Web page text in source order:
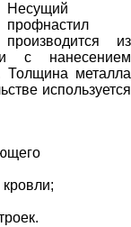
Несущий
профнастил
производится из
с нанесением
Толщина металла
используется